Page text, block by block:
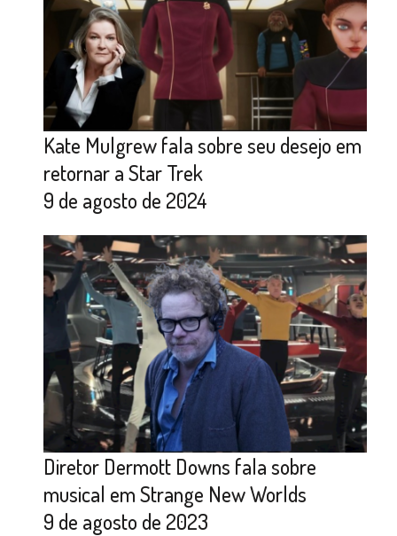
Kate Mulgrew fala sobre seu desejo em
retornar a Star Trek
9 de agosto de 2024
Diretor Dermott Downs fala sobre
musical em Strange New Worlds
9 de agosto de 2023